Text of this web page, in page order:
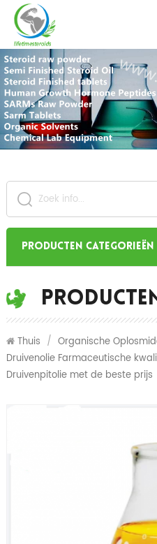
Producten categorieën
Thuis / Organische
Druivenolie Farmaceutische
Druivenpitolie met de beste prijs